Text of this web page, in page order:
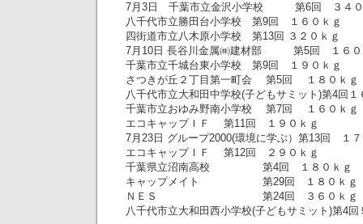
7月3日 千葉市立金沢小学校 第6回 ３４０
八千代市立勝田台小学校 第9回 １６０ｋｇ
四街道市立八木原小学校 第13回 ３２０ｋｇ
7月10日 長谷川金属㈱建材部 第5回 １６０
千葉市立千城台東小学校 第9回 １９０ｋｇ
さつきが丘２丁目第一町会 第5回 １８０ｋｇ
八千代市立大和田中学校(子どもサミット)第4回１
千葉市立おゆみ野南小学校 第7回 １６０ｋｇ
エコキャップＩＦ 第11回 １９０ｋｇ
7月23日 グループ2000(環境に学ぶ）第13回 １
エコキャップＩＦ 第12回 ２９０ｋｇ
千葉県立沼南高校 第4回 １８０ｋｇ
キャップメイト 第29回 １８０ｋｇ
ＮＥＳ 第24回 ３６０ｋｇ
八千代市立大和田西小学校(子どもサミット)第4回